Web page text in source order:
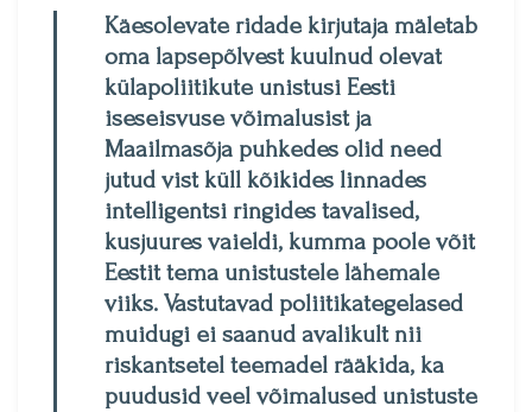
Käesolevate ridade kirjutaja mäletab
oma lapsepõlvest kuulnud olevat
külapoliitikute unistusi Eesti
iseseisvuse võimalusist ja
Maailmasõja puhkedes olid need
jutud vist küll kõikides linnades
intelligentsi ringides tavalised,
kusjuures vaieldi, kumma poole võit
Eestit tema unistustele lähemale
viiks. Vastutavad poliitikategelased
muidugi ei saanud avalikult nii
riskantsetel teemadel rääkida, ka
puudusid veel võimalused unistuste